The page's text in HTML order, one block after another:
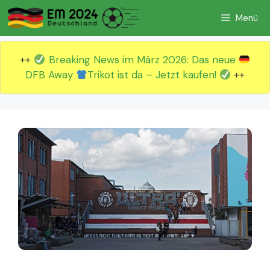
Zum
Inhalt
springen
Menü
++
Breaking News im März 2026: Das neue
DFB Away
Trikot ist da – Jetzt kaufen! ++